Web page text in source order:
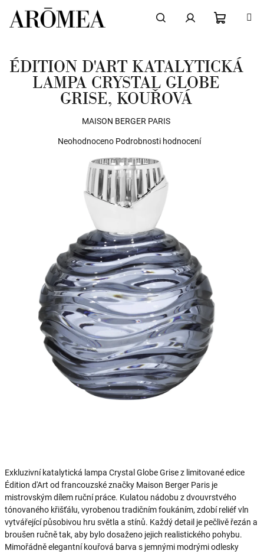
obsah
KOŠÍK
Exkluzivní katalytická lampa Crystal Globe Grise z limitované edice
Édition d'Art od francouzské značky Maison Berger Paris je
mistrovským dílem ruční práce. Kulatou nádobu z dvouvrstvého
tónovaného křišťálu, vyrobenou tradičním foukáním, zdobí reliéf vln
vytvářející působivou hru světla a stínů. Každý detail je pečlivě řezán a
broušen ručně tak, aby bylo dosaženo jejich realistického pohybu.
Mimořádně elegantní kouřová barva s jemnými modrými odlesky
ÉDITION D'ART KATALYTICKÁ
LAMPA CRYSTAL GLOBE
GRISE, KOUŘOVÁ
MAISON BERGER PARIS
Průměrné
produktu
hvězdiček.
Neohodnoceno Podrobnosti hodnocení